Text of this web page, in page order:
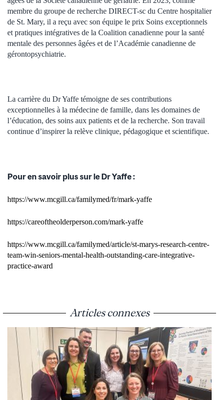
membre du groupe de recherche DIRECT-sc du Centre hospitalier
de St. Mary, il a reçu avec son équipe le prix Soins exceptionnels
et pratiques intégratives de la Coalition canadienne pour la santé
mentale des personnes âgées et de l’Académie canadienne de
gérontopsychiatrie.
La carrière du Dr Yaffe témoigne de ses contributions
exceptionnelles à la médecine de famille, dans les domaines de
l’éducation, des soins aux patients et de la recherche. Son travail
continue d’inspirer la relève clinique, pédagogique et scientifique.
Pour en savoir plus sur le Dr Yaffe :
https://www.mcgill.ca/familymed/fr/mark-yaffe
https://careoftheolderperson.com/mark-yaffe
https://www.mcgill.ca/familymed/article/st-marys-research-centre-
team-win-seniors-mental-health-outstanding-care-integrative-
practice-award
Articles connexes